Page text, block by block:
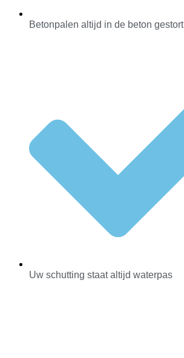
Betonpalen altijd in de beton gestort
Uw schutting staat altijd waterpas